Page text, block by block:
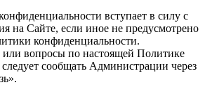
вступает в силу с
на Сайте, если иное не предусмотрено
конфиденциальности.
вопросы по настоящей Политике
сообщать Администрации через